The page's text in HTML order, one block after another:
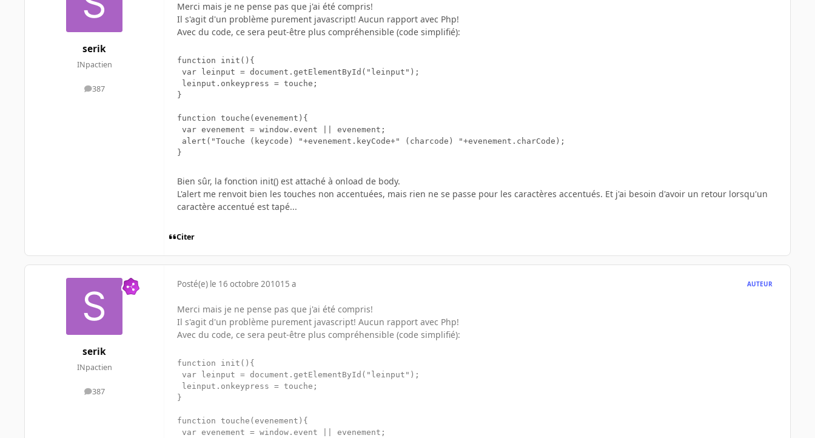
serik
INpactien
387
messages
Merci mais je ne pense pas que j'ai été compris!
Il s'agit d'un problème purement javascript! Aucun rapport avec Php!
Avec du code, ce sera peut-être plus compréhensible (code simplifié):
function init(){
var leinput = document.getElementById("leinput");
leinput.onkeypress = touche;
}
function touche(evenement){
var evenement = window.event || evenement;
alert("Touche (keycode) "+evenement.keyCode+" (charcode) "+evenement.charCode);
Bien sûr, la fonction init() est attaché à onload de body.
L'alert me renvoit bien les touches non accentuées, mais rien ne se passe pour les caractères accentués. Et j'ai besoin d'avoir un retour lorsqu'un
caractère accentué est tapé...
Citer
serik
INpactien
387
messages
Posté(e) le 16 octobre 201015 a AUTEUR
Merci mais je ne pense pas que j'ai été compris!
Il s'agit d'un problème purement javascript! Aucun rapport avec Php!
Avec du code, ce sera peut-être plus compréhensible (code simplifié):
function init(){
var leinput = document.getElementById("leinput");
leinput.onkeypress = touche;
}
function touche(evenement){
var evenement = window.event || evenement;